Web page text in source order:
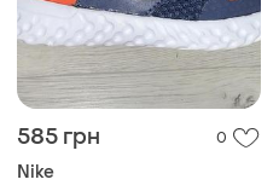
585 грн 0
Nike